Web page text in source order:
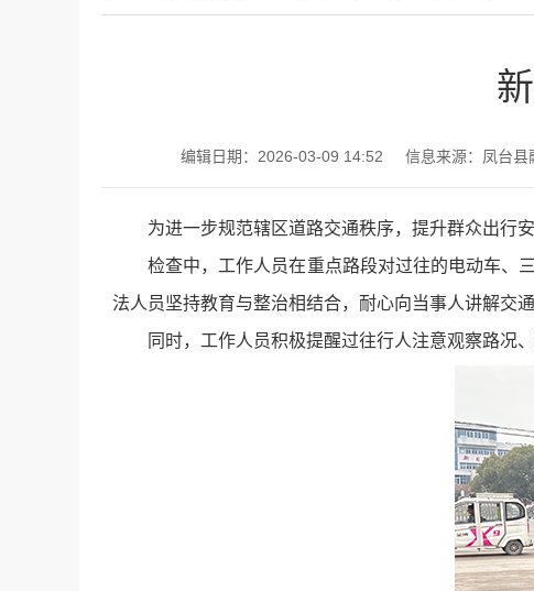
编辑日期：2026-03-09 14:52 信息来源：凤台县
为进一步规范辖区道路交通秩序，提升群众出行
检查中，工作人员在重点路段对过往的电动车、
法人员坚持教育与整治相结合，耐心向当事人讲解交
同时，工作人员积极提醒过往行人注意观察路况